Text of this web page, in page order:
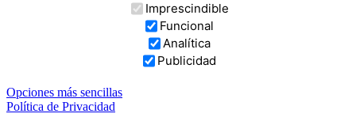
Imprescindible
Funcional
Analítica
Publicidad
Opciones más sencillas
Política de Privacidad